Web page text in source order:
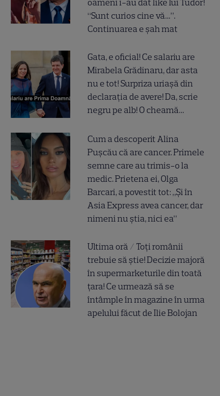
oameni i-au dat like lui Tudor!
“Sunt curios cine vă…”.
Continuarea e șah mat
Gata, e oficial! Ce salariu are
Mirabela Grădinaru, dar asta
nu e tot! Surpriza uriașă din
declarația de avere! Da, scrie
negru pe alb! O cheamă…
Cum a descoperit Alina
Pușcău că are cancer. Primele
semne care au trimis-o la
medic. Prietena ei, Olga
Barcari, a povestit tot: „Și în
Asia Express avea cancer, dar
nimeni nu știa, nici ea”
Ultima oră / Toți românii
trebuie să știe! Decizie majoră
în supermarketurile din toată
țara! Ce urmează să se
întâmple în magazine în urma
apelului făcut de Ilie Bolojan